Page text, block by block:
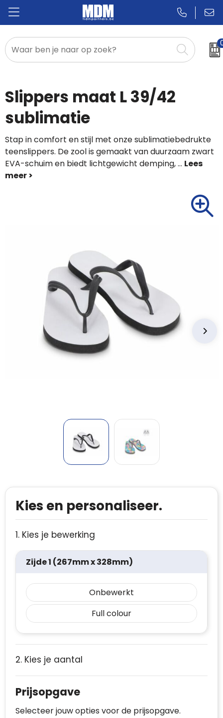
Relatiegeschenken
Promotietextiel
Sportkleding
Slippers maat L 39/42
sublimatie
Stap in comfort en stijl met onze sublimatiebedrukte
teenslippers. De zool is gemaakt van duurzaam zwart
EVA-schuim en biedt lichtgewicht demping,...
Kies en personaliseer.
1. Kies je bewerking
Zijde 1 (267mm x 328mm)
Onbewerkt
Full colour
2. Kies je aantal
Prijsopgave
Selecteer jouw opties voor de prijsopgave.